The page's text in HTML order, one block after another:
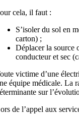
cela, il faut :
S’isoler du sol en
carton) ;
Déplacer la source
conducteur et sec
victime d’une
équipe médicale. La
sur
de l’appel aux